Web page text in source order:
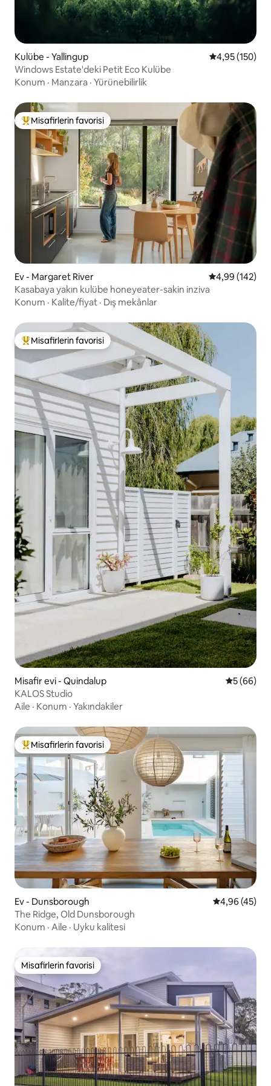
Kulübe - Yallingup 5 üzerinden
4,95 (150)
Windows Estate'deki Petit Eco Kulübe
Konum · Manzara · Yürünebilirlik
Misafirlerin favorilerinden en beğenilenler arasında
Misafirlerin favorisi
Ev - Margaret River 5 üzerinden
4,99 (142)
Kasabaya yakın kulübe honeyeater-sakin inziva
Konum · Kalite/fiyat · Dış mekânlar
Misafirlerin favorilerinden en beğenilenler arasında
Misafirlerin favorisi
Misafir evi - Quindalup 55 (66)
KALOS Studio
Aile · Konum · Yakındakiler
Misafirlerin favorilerinden en beğenilenler arasında
Misafirlerin favorisi
Ev - Dunsborough 5 üzerinden
4,96 (45)
The Ridge, Old Dunsborough
Konum · Aile · Uyku kalitesi
Misafirlerin favorisi
Misafirlerin favorisi